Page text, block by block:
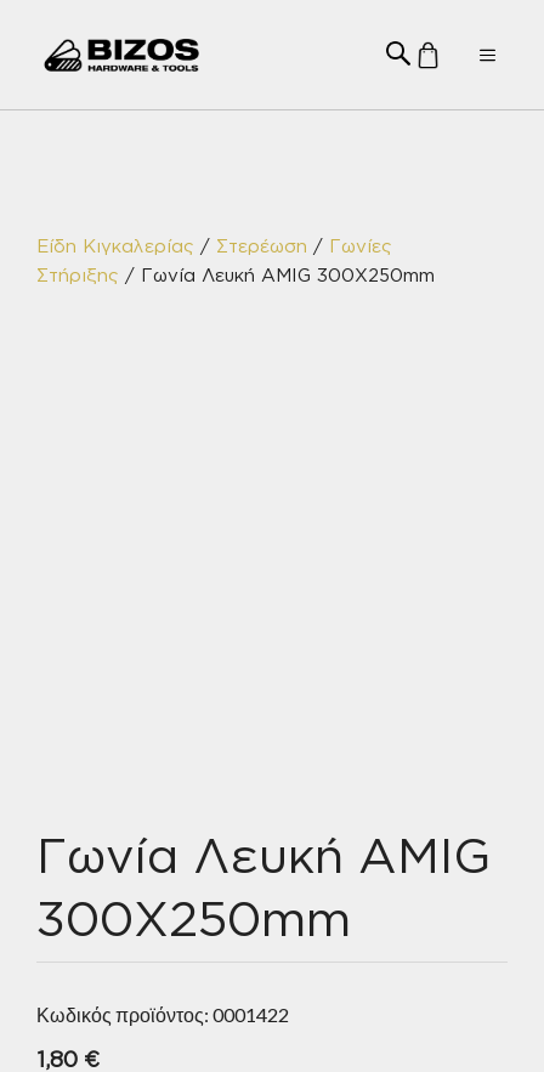
Menu
Είδη Κιγκαλερίας / Στερέωση / Γωνίες
Στήριξης / Γωνία Λευκή AMIG 300X250mm
Γωνία Λευκή AMIG
300X250mm
Κωδικός προϊόντος: 0001422
1,80 €